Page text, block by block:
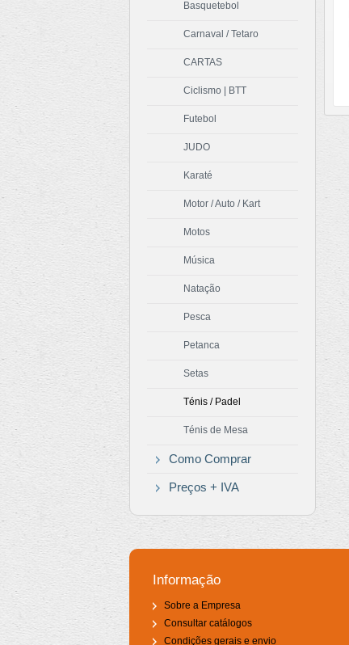
Basquetebol
Carnaval / Tetaro
CARTAS
Ciclismo | BTT
Futebol
JUDO
Karaté
Motor / Auto / Kart
Motos
Música
Natação
Pesca
Petanca
Setas
Ténis / Padel
Ténis de Mesa
Como Comprar
Preços + IVA
Informação
Sobre a Empresa
Consultar catálogos
Condições gerais e envio